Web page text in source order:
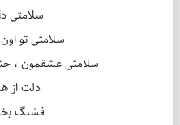
سلامتی
سلامتی تو
سلامتی عشقمون ،
دلت از
قشنگ